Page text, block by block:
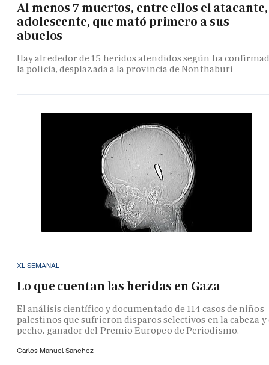
Al menos 7 muertos, entre ellos el atacante,
adolescente, que mató primero a sus
abuelos
Hay alrededor de 15 heridos atendidos según ha
la policía, desplazada a la provincia de Nonthaburi
XL SEMANAL
Lo que cuentan las heridas en Gaza
El análisis científico y documentado de 114 casos de niños
palestinos que sufrieron disparos selectivos en la cabeza y
pecho, ganador del Premio Europeo de Periodismo.
Carlos Manuel Sanchez